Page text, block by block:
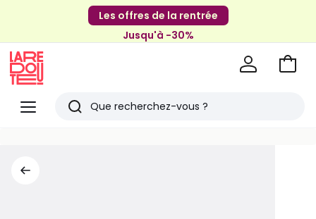
Les offres de la rentrée
Jusqu'à -30%
Menu
Redoute
Rechercher
Aller